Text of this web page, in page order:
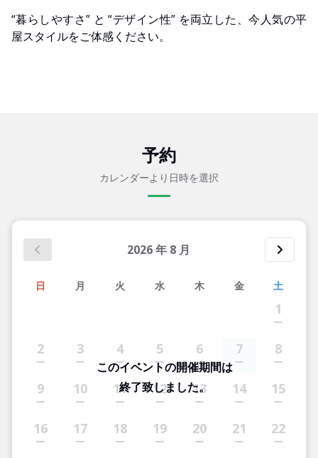
“暮らしやすさ” と “デザイン性” を両立した、今人気の平
屋スタイルをご体感ください。
予約
カレンダーより日時を選択
2026年 8 月
日 月 火 水 木 金 土
1
2 3 4 5 6 7 8
9 10 11 12 13 14 15
16 17 18 19 20 21 22
このイベントの開催期間は
終了致しました。